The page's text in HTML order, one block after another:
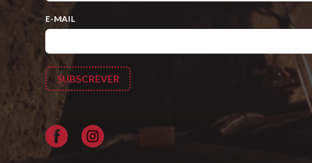
E-MAIL
Facebook